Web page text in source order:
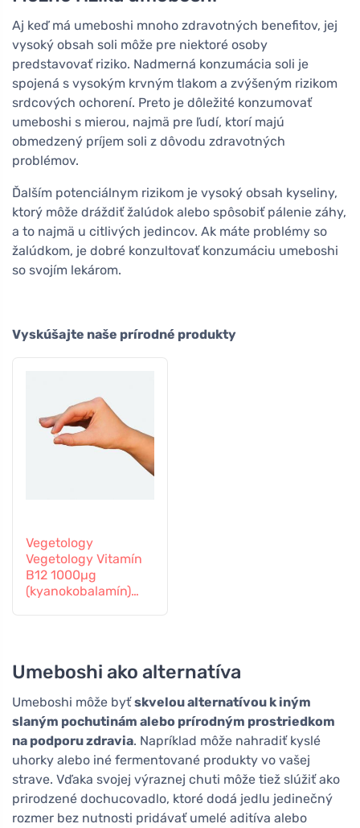
Aj keď má umeboshi mnoho zdravotných benefitov, jej
vysoký obsah soli môže pre niektoré osoby
predstavovať riziko. Nadmerná konzumácia soli je
spojená s vysokým krvným tlakom a zvýšeným rizikom
srdcových ochorení. Preto je dôležité konzumovať
umeboshi s mierou, najmä pre ľudí, ktorí majú
obmedzený príjem soli z dôvodu zdravotných
problémov.
Ďalším potenciálnym rizikom je vysoký obsah kyseliny,
ktorý môže dráždiť žalúdok alebo spôsobiť pálenie záhy,
a to najmä u citlivých jedincov. Ak máte problémy so
žalúdkom, je dobré konzultovať konzumáciu umeboshi
so svojím lekárom.
Vyskúšajte naše prírodné produkty
Vegetology
Vegetology Vitamín
B12 1000µg
(kyanokobalamín)
Umeboshi ako alternatíva
Umeboshi môže byťskvelou alternatívou k iným
slaným pochutinám alebo prírodným prostriedkom
na podporu zdravia. Napríklad môže nahradiť kyslé
uhorky alebo iné fermentované produkty vo vašej
strave. Vďaka svojej výraznej chuti môže tiež slúžiť ako
prirodzené dochucovadlo, ktoré dodá jedlu jedinečný
rozmer bez nutnosti pridávať umelé aditíva alebo